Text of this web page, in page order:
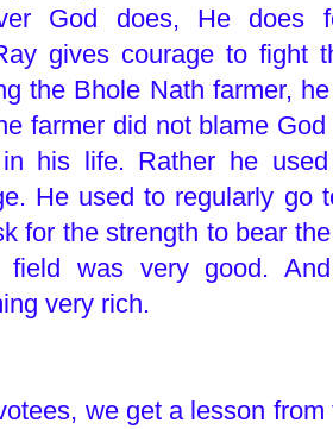
God does, He does
gives courage to fight
the Bhole Nath farmer,
farmer did not blame
his life. Rather he
He used to regularly go
for the strength to bear
was very good.
very rich.
we get a lesson